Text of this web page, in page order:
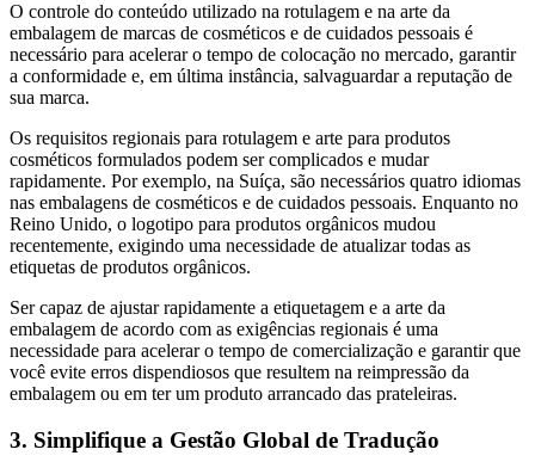
O controle do conteúdo utilizado na rotulagem e na arte da
embalagem de marcas de cosméticos e de cuidados pessoais é
necessário para acelerar o tempo de colocação no mercado, garantir
a conformidade e, em última instância, salvaguardar a reputação de
sua marca.
Os requisitos regionais para rotulagem e arte para produtos
cosméticos formulados podem ser complicados e mudar
rapidamente. Por exemplo, na Suíça, são necessários quatro idiomas
nas embalagens de cosméticos e de cuidados pessoais. Enquanto no
Reino Unido, o logotipo para produtos orgânicos mudou
recentemente, exigindo uma necessidade de atualizar todas as
etiquetas de produtos orgânicos.
Ser capaz de ajustar rapidamente a etiquetagem e a arte da
embalagem de acordo com as exigências regionais é uma
necessidade para acelerar o tempo de comercialização e garantir que
você evite erros dispendiosos que resultem na reimpressão da
embalagem ou em ter um produto arrancado das prateleiras.
3. Simplifique a Gestão Global de Tradução